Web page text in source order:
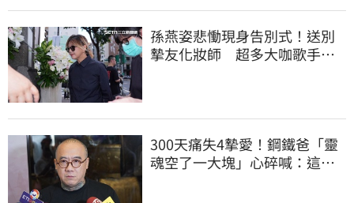
孫燕姿悲慟現身告別式！送別
摯友化妝師 超多大咖歌手全
300天痛失4摯愛！鋼鐵爸「靈
魂空了一大塊」心碎喊：這輩